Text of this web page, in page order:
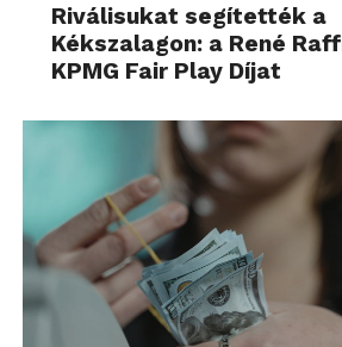
Riválisukat segítették a
Kékszalagon: a René
KPMG Fair Play Díjat